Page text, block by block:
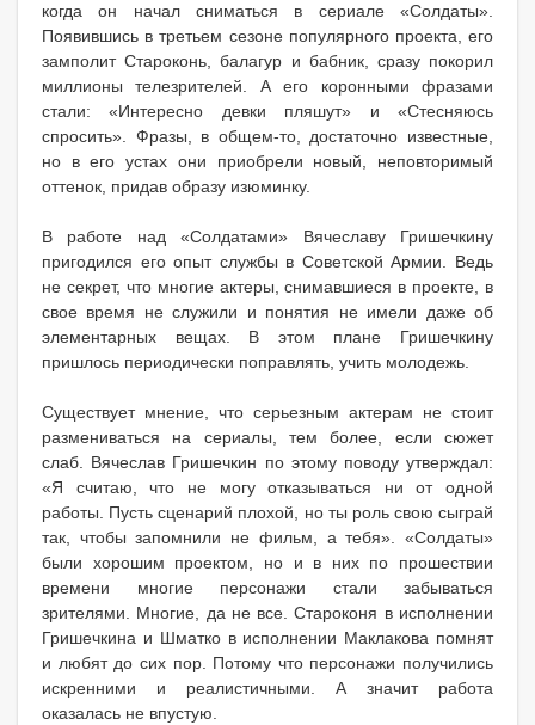
когда он начал сниматься в сериале «Солдаты».
Появившись в третьем сезоне популярного проекта, его
замполит Староконь, балагур и бабник, сразу покорил
миллионы телезрителей. А его коронными фразами
стали: «Интересно девки пляшут» и «Стесняюсь
спросить». Фразы, в общем-то, достаточно известные,
но в его устах они приобрели новый, неповторимый
оттенок, придав образу изюминку.
В работе над «Солдатами» Вячеславу Гришечкину
пригодился его опыт службы в Советской Армии. Ведь
не секрет, что многие актеры, снимавшиеся в проекте, в
свое время не служили и понятия не имели даже об
элементарных вещах. В этом плане Гришечкину
пришлось периодически поправлять, учить молодежь.
Существует мнение, что серьезным актерам не стоит
размениваться на сериалы, тем более, если сюжет
слаб. Вячеслав Гришечкин по этому поводу утверждал:
«Я считаю, что не могу отказываться ни от одной
работы. Пусть сценарий плохой, но ты роль свою сыграй
так, чтобы запомнили не фильм, а тебя». «Солдаты»
были хорошим проектом, но и в них по прошествии
времени многие персонажи стали забываться
зрителями. Многие, да не все. Староконя в исполнении
Гришечкина и Шматко в исполнении Маклакова помнят
и любят до сих пор. Потому что персонажи получились
искренними и реалистичными. А значит работа
оказалась не впустую.